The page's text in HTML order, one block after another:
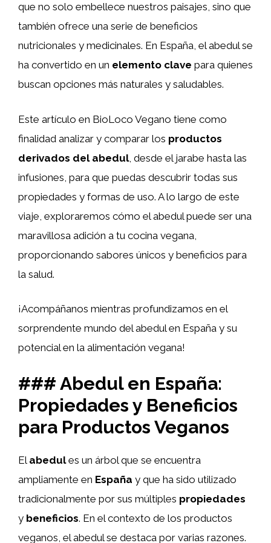
que no solo embellece nuestros paisajes, sino que
también ofrece una serie de beneficios
nutricionales y medicinales. En España, el abedul se
ha convertido en un elemento clave para quienes
buscan opciones más naturales y saludables.
Este artículo en BioLoco Vegano tiene como
finalidad analizar y comparar los productos
derivados del abedul, desde el jarabe hasta las
infusiones, para que puedas descubrir todas sus
propiedades y formas de uso. A lo largo de este
viaje, exploraremos cómo el abedul puede ser una
maravillosa adición a tu cocina vegana,
proporcionando sabores únicos y beneficios para
la salud.
¡Acompáñanos mientras profundizamos en el
sorprendente mundo del abedul en España y su
potencial en la alimentación vegana!
### Abedul en España:
Propiedades y Beneficios
para Productos Veganos
El abedules un árbol que se encuentra
ampliamente en España y que ha sido utilizado
tradicionalmente por sus múltiples propiedades
y beneficios. En el contexto de los productos
veganos, el abedul se destaca por varias razones.